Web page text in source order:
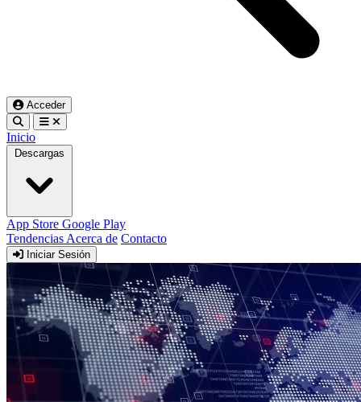
Acceder
Inicio
Descargas
App Store Google Play
Tendencias Acerca de Contacto
Iniciar Sesión